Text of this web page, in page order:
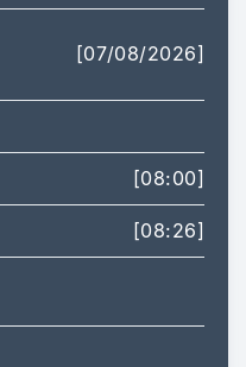
[07/08/2026]
[08:00]
[08:26]